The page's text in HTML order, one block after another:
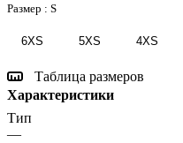
Размер : S
6XS 5XS 4XS
Таблица размеров
Характеристики
Тип
—